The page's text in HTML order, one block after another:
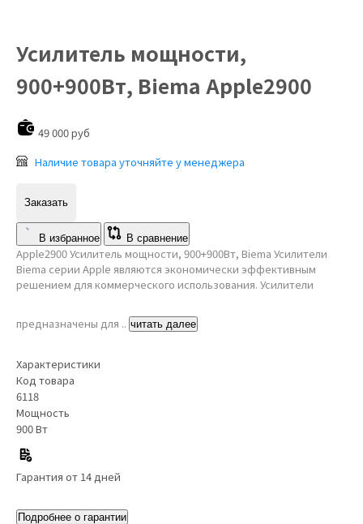
Усилитель мощности,
900+900Вт, Biema Apple2900
49 000 руб
Наличие товара уточняйте у менеджера
Заказать
В избранное В сравнение
Apple2900 Усилитель мощности, 900+900Вт, Biema Усилители
Biema серии Apple являются экономически эффективным
решением для коммерческого использования. Усилители
предназначены для .. читать далее
Характеристики
Код товара
6118
Мощность
900 Вт
Гарантия от 14 дней
Подробнее о гарантии